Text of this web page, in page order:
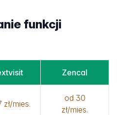
funkcji
Zencal
zł/mies.
od 30
zł/mies.